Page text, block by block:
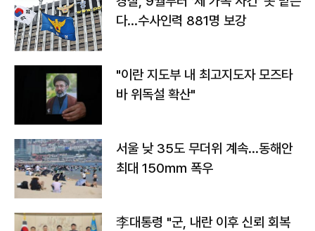
다…수사인력 881명 보강
"이란 지도부 내 최고지도자 모즈타
바 위독설 확산"
서울 낮 35도 무더위 계속…동해안
최대 150㎜ 폭우
李대통령 "군, 내란 이후 신뢰 회복